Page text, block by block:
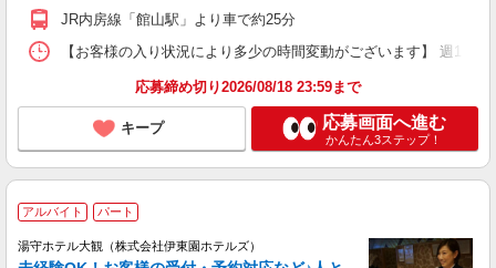
JR内房線「館山駅」より車で約25分
【お客様の入り状況により多少の時間変動がございます】 週1日
応募締め切り2026/08/18 23:59まで
キープ 応募画面へ進む
かんたん3ステップ！
アルバイト パート
湯守ホテル大観（株式会社伊東園ホテルズ）